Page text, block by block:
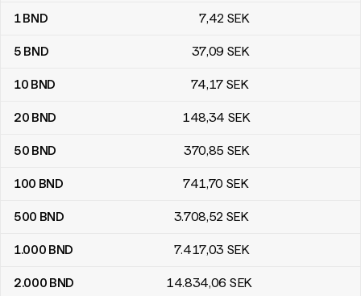
Umrechnungstabelle Brunei-Dollar zu Schwedische Kronen
1BND 7,42 SEK
5 BND 37,09 SEK
10 BND 74,17 SEK
20 BND 148,34 SEK
50 BND 370,85 SEK
100 BND 741,70 SEK
500 BND 3.708,52 SEK
1.000 BND 7.417,03 SEK
2.000 BND 14.834,06 SEK